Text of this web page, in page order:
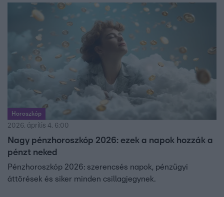
Horoszkóp
2026. április 4. 6:00
Nagy pénzhoroszkóp 2026: ezek a napok hozzák a
pénzt neked
Pénzhoroszkóp 2026: szerencsés napok, pénzügyi
áttörések és siker minden csillagjegynek.